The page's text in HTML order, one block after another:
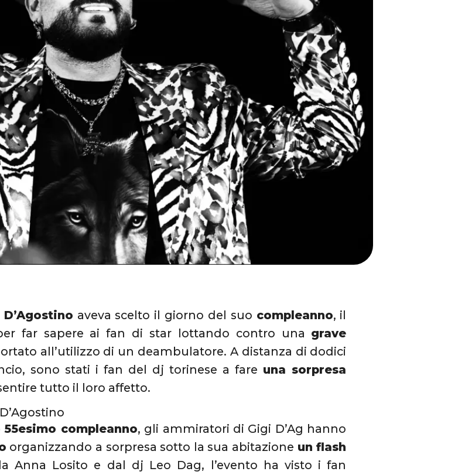
aveva scelto il giorno del suo compleanno, il
far sapere ai fan di star lottando contro una grave
all’utilizzo di un deambulatore. A distanza di dodici
sono stati i fan del dj torinese a fare una sorpresa
tutto il loro affetto.
55esimo compleanno, gli ammiratori di Gigi D’Ag hanno
organizzando a sorpresa sotto la sua abitazione un flash
Anna Losito e dal dj Leo Dag, l’evento ha visto i fan